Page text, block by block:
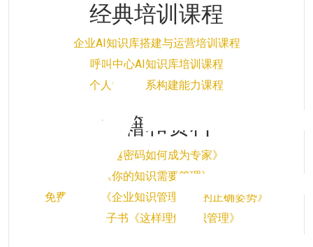
经典培训课程
企业AI知识库搭建与运营培训课程
呼叫中心AI知识库培训课程
个人知识体系构建能力课程
书籍和资料
《卓越密码如何成为专家》
《你的知识需要管理》
免费电子书《企业知识管理实施的正确姿势》
免费电子书《这样理解知识管理》